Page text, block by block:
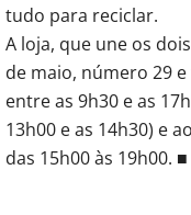
tudo para reciclar.
A loja, que une os
de maio, número 29
entre as 9h30 e as
13h00 e as 14h30) e
das 15h00 às 19h00. ■